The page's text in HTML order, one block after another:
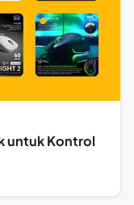
untuk Kontrol